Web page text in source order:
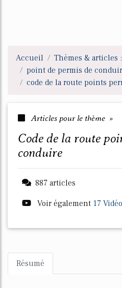
Accueil
Thèmes & articles
point de permis de
code de la route points
Articles pour le thème »
code de la route points permis de
conduire
887 articles
Voir également 17
Résumé